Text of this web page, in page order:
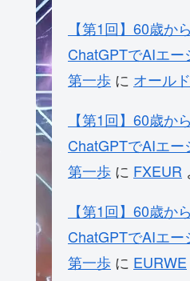
【第1回】60歳か
ChatGPTでAIエ
第一歩 に オール
【第1回】60歳か
ChatGPTでAIエ
第一歩 に FXEUR
【第1回】60歳か
ChatGPTでAIエ
第一歩 に EURWE